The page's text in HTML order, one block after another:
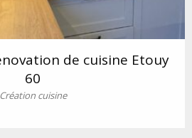
de cuisine Etouy
60
Création cuisine